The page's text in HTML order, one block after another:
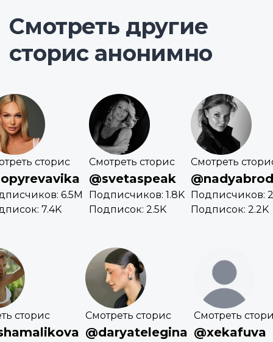
Смотреть другие
сторис анонимно
сторис
6.5M
7.4K
Смотреть сторис
@svetaspeak
Подписчиков: 1.8K
Подписок: 2.5K
Смотреть
Подписчиков:
Подписок: 2.2K
сторис Смотреть сторис
@daryatelegina
Смотреть
@xekafuva